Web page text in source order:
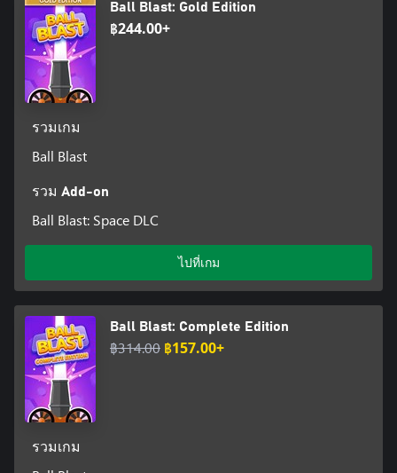
Ball Blast: Gold Edition
฿244.00+
รวมเกม
Ball Blast
รวม Add-on
Ball Blast: Space DLC
ไปที่เกม
Ball Blast: Complete Edition
฿314.00 ฿157.00+
รวมเกม